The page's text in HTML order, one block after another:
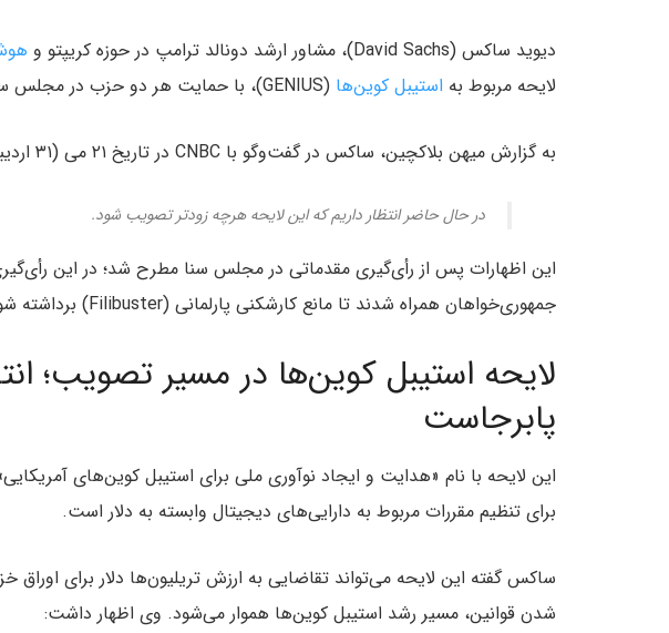
دیوید ساکس (David Sachs)، مشاور ارشد دونالد ترامپ در حوزه کریپتو و
لایحه مربوط به استیبل‌ کوین‌ها (GENIUS)، با حمایت هر دو حزب در مجلس سنا تصویب شود.
به گزارش میهن بلاکچین، ساکس در گفت‌وگو با CNBC در تاریخ ۲۱ می (۳۱ اردیبهشت) گفت:
در حال حاضر انتظار داریم که این لایحه هرچه زودتر تصویب شود.
جمهوری‌خواهان همراه شدند تا مانع کارشکنی پارلمانی (Filibuster) برداشته شود.
لایحه استیبل‌ کوین‌ها در مسیر تصویب؛
پابرجاست
برای تنظیم مقررات مربوط به دارایی‌های دیجیتال وابسته به دلار است.
ساکس گفته این لایحه می‌تواند تقاضایی به ارزش تریلیون‌ها دلار برای اوراق
شدن قوانین، مسیر رشد استیبل‌ کوین‌ها هموار می‌شود. وی اظهار داشت: